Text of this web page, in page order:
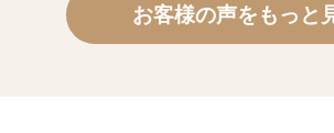
そしてマイホームを購
いました。
ィブに背中を
ださいました
り、とても信
る方だと思い
お客様の声をもっと